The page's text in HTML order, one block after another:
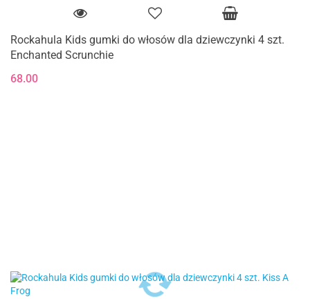
Rockahula Kids gumki do włosów dla dziewczynki 4 szt.
Enchanted Scrunchie
68.00